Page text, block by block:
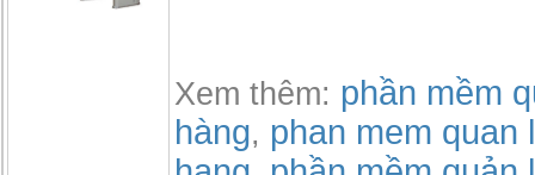
Xem thêm: phần mềm
hàng, phan mem quan